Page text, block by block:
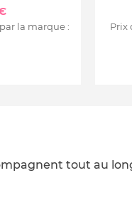
solution
la marque :
Prix
tout au